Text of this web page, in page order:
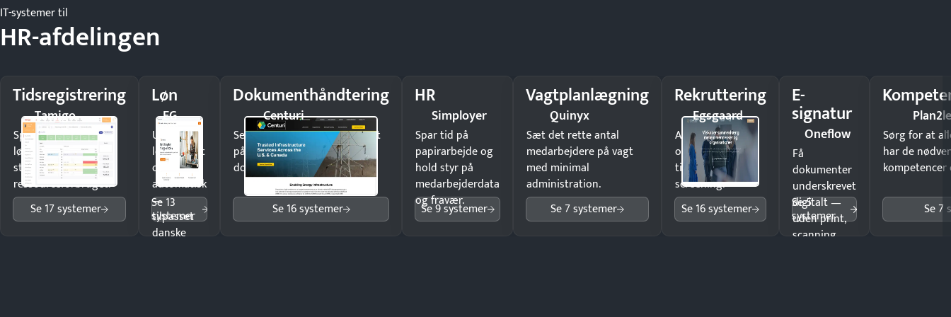
IT-systemer til
HR-afdelingen
Tidsregistrering
Tamigo
Spar tid på
lønberegning og få
styr på
ressourceforbruget.
Se 17 systemer
Løn
EG
Udbetal
løn korrekt
og
automatisk
—
tilpasset
danske
Se 13
systemer
Dokumenthåndtering
Centuri
Send kontrakter til underskrift
på minutter og mist ingen
dokumenter.
Se 16 systemer
HR
Simployer
Spar tid på
papirarbejde og
hold styr på
medarbejderdata
og fravær.
Se 9 systemer
Vagtplanlægning
Quinyx
Sæt det rette antal
medarbejdere på vagt
med minimal
administration.
Se 7 systemer
Rekruttering
Egsgaard
Ansæt hurtigere
og brug færre
timer på manuel
screening.
Se 16 systemer
E-
signatur
Oneflow
Få
dokumenter
underskrevet
digitalt —
uden print,
scanning
Se 5
systemer
Sørg for at
har de
Se 7